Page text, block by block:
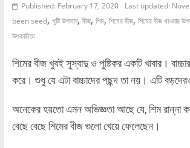
Published: February 17, 2020
Last updated:
been seed, পুষ্টি উপাদান, বীজ, শিম, শিমের বীজ, শিমের বীজ খাওয়ার
উপকারীতা
শিমের বীজ খুবই সুস্বাদু ও পুষ্টিকর একটি খাবার।
করে। শুধু যে এটা বাচ্চাদের পছন্দ তা নয়। এটি
অনেকের হয়তো এমন অভিজ্ঞতা আছে যে, শিম রান্না
বেছে বেছে শিমের বীজ গুলো খেয়ে ফেলেছেন।